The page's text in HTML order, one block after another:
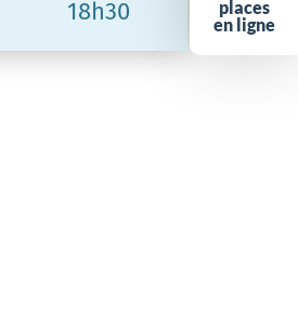
places
en ligne
18h30